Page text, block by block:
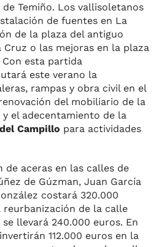
Temiño. Los vallisoletanos
de fuentes en La
de la plaza del antiguo
Cruz o las mejoras en la plaza
esta partida
este verano la
rampas y obra civil en el
del mobiliario de la
el adecentamiento de la
Campillo para actividades
de aceras en las calles de
de Gúzman, Juan García
costará 320.000
de la calle
llevará 240.000 euros. En
112.000 euros en la